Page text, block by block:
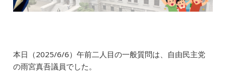
本日（2025/6/6）午前二人目の一般質問は、自由民主党
の雨宮真吾議員でした。